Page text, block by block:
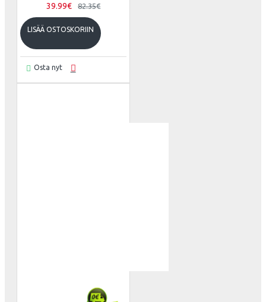
39.99€ 82.35€
LISÄÄ OSTOSKORIIN
Osta nyt